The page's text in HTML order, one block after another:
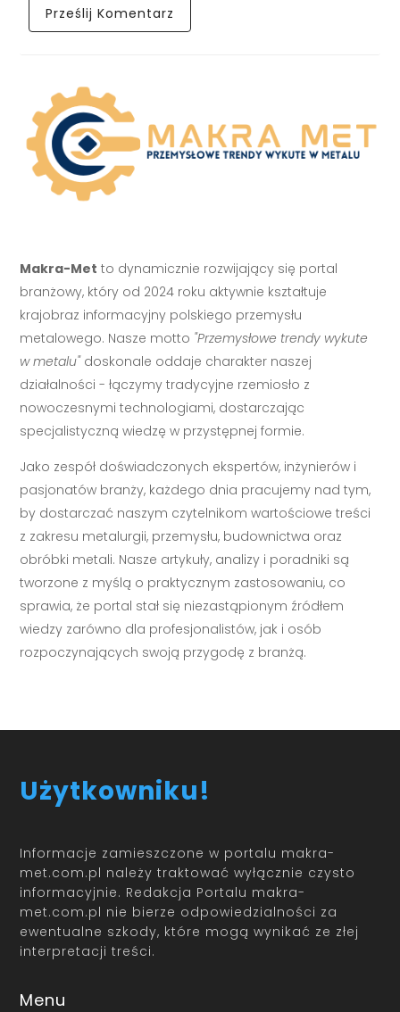
Makra-Met to dynamicznie rozwijający się portal
branżowy, który od 2024 roku aktywnie kształtuje
krajobraz informacyjny polskiego przemysłu
metalowego. Nasze motto "Przemysłowe trendy wykute
w metalu"doskonale oddaje charakter naszej
działalności - łączymy tradycyjne rzemiosło z
nowoczesnymi technologiami, dostarczając
specjalistyczną wiedzę w przystępnej formie.
Jako zespół doświadczonych ekspertów, inżynierów i
pasjonatów branży, każdego dnia pracujemy nad tym,
by dostarczać naszym czytelnikom wartościowe treści
z zakresu metalurgii, przemysłu, budownictwa oraz
obróbki metali. Nasze artykuły, analizy i poradniki są
tworzone z myślą o praktycznym zastosowaniu, co
sprawia, że portal stał się niezastąpionym źródłem
wiedzy zarówno dla profesjonalistów, jak i osób
rozpoczynających swoją przygodę z branżą.
Użytkowniku!
Informacje zamieszczone w portalu makra-
met.com.pl należy traktować wyłącznie czysto
informacyjnie. Redakcja Portalu makra-
met.com.pl nie bierze odpowiedzialności za
ewentualne szkody, które mogą wynikać ze złej
interpretacji treści.
Menu